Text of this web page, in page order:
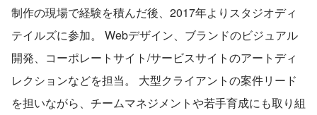
制作の現場で経験を積んだ後、2017年よりスタジオディ
テイルズに参加。 Webデザイン、ブランドのビジュアル
開発、コーポレートサイト/サービスサイトのアートディ
レクションなどを担当。 大型クライアントの案件リード
を担いながら、チームマネジメントや若手育成にも取り組